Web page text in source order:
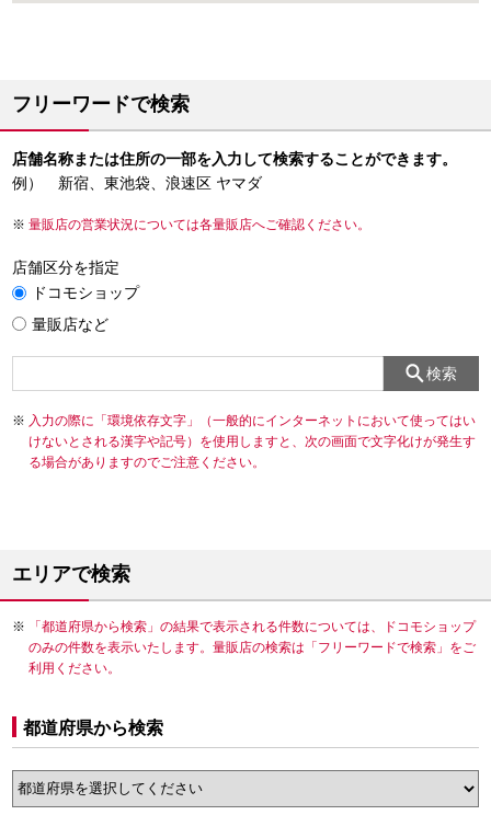
フリーワードで検索
店舗名称または住所の一部を入力して検索することができます。
例） 新宿、東池袋、浪速区 ヤマダ
量販店の営業状況については各量販店へご確認ください。
店舗区分を指定
ドコモショップ
量販店など
検索
入力の際に「環境依存文字」（一般的にインターネットにおいて使ってはい
けないとされる漢字や記号）を使用しますと、次の画面で文字化けが発生す
る場合がありますのでご注意ください。
エリアで検索
「都道府県から検索」の結果で表示される件数については、ドコモショップ
のみの件数を表示いたします。量販店の検索は「フリーワードで検索」をご
利用ください。
都道府県から検索